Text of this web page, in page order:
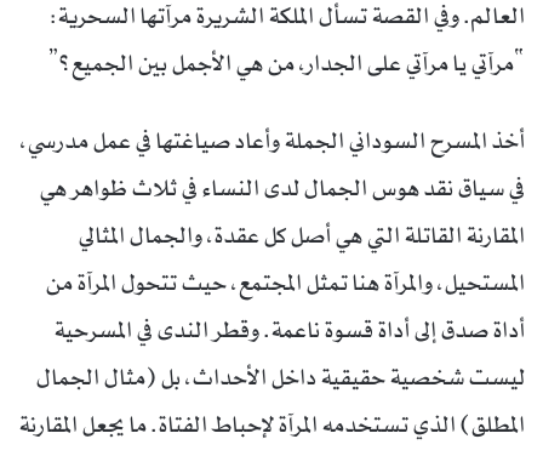
العالم. وفي القصة تسأل الملكة الشريرة مرآتها السحرية:
“مرآتي يا مرآتي على الجدار، من هي الأجمل بين الجميع؟”
أخذ المسرح السوداني الجملة وأعاد صياغتها في عمل مدرسي،
في سياق نقد هوس الجمال لدى النساء في ثلاث ظواهر هي
المقارنة القاتلة التي هي أصل كل عقدة، والجمال المثالي
المستحيل، والمرآة هنا تمثل المجتمع، حيث تتحول المرآة من
أداة صدق إلى أداة قسوة ناعمة. وقطر الندى في المسرحية
ليست شخصية حقيقية داخل الأحداث، بل (مثال الجمال
المطلق) الذي تستخدمه المرآة لإحباط الفتاة. ما يجعل المقارنة